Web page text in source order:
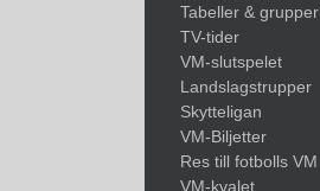
Tabeller & grupper
TV-tider
VM-slutspelet
Landslagstrupper
Skytteligan
VM-Biljetter
Res till fotbolls VM
VM-kvalet